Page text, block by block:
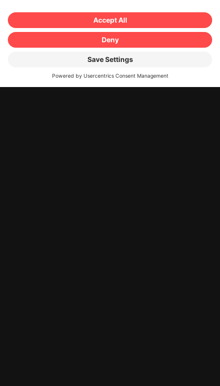
Tutti i luoghi di ritiro e consegna più comuni in un colpo
d’occhio.
Naturalmente, su richiesta, sono possibili anche altre